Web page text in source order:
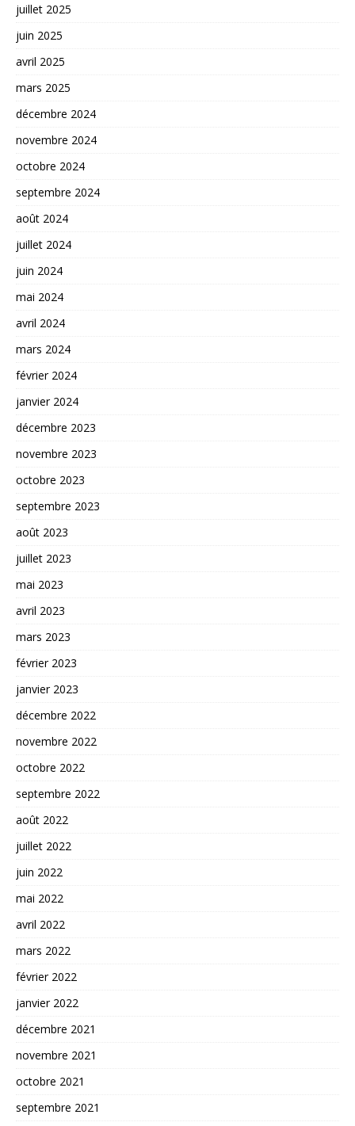
juillet 2025
juin 2025
avril 2025
mars 2025
décembre 2024
novembre 2024
octobre 2024
septembre 2024
août 2024
juillet 2024
juin 2024
mai 2024
avril 2024
mars 2024
février 2024
janvier 2024
décembre 2023
novembre 2023
octobre 2023
septembre 2023
août 2023
juillet 2023
mai 2023
avril 2023
mars 2023
février 2023
janvier 2023
décembre 2022
novembre 2022
octobre 2022
septembre 2022
août 2022
juillet 2022
juin 2022
mai 2022
avril 2022
mars 2022
février 2022
janvier 2022
décembre 2021
novembre 2021
octobre 2021
septembre 2021